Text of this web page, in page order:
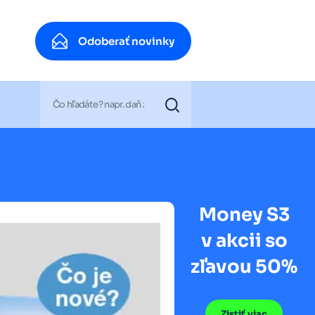
Odoberať novinky
Money S3
v akcii so
zľavou 50%